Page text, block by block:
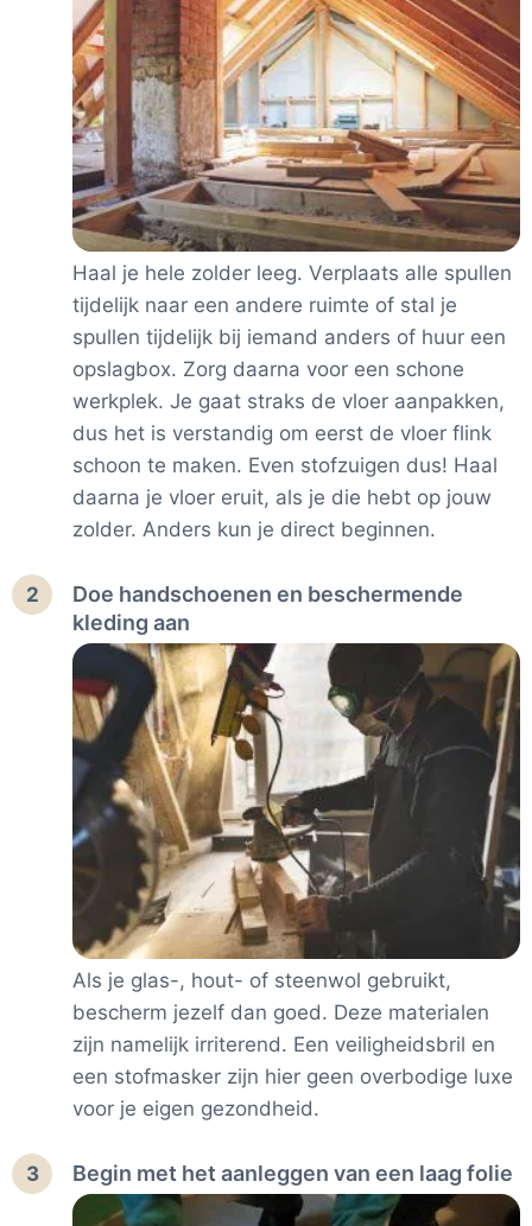
Kwalitatieve voor en nadelen: de bovenstaande
punten dekten vaak niet de hele lading van een
product. Soms is er een extra voordeel zoals de
garantie die fors langer is, wat ook een teken is
voor langere levensduur.
Alles is indicatief, afhankelijk van jouw exacte thuissituatie
zullen reële besparingen wisselen. Zie ook onze
verantwoording.
Haal je hele zolder leeg. Verplaats alle spullen
tijdelijk naar een andere ruimte of stal je
spullen tijdelijk bij iemand anders of huur een
opslagbox. Zorg daarna voor een schone
werkplek. Je gaat straks de vloer aanpakken,
dus het is verstandig om eerst de vloer flink
schoon te maken. Even stofzuigen dus! Haal
daarna je vloer eruit, als je die hebt op jouw
zolder. Anders kun je direct beginnen.
2
Doe handschoenen en beschermende
kleding aan
Als je glas-, hout- of steenwol gebruikt,
bescherm jezelf dan goed. Deze materialen
zijn namelijk irriterend. Een veiligheidsbril en
een stofmasker zijn hier geen overbodige luxe
voor je eigen gezondheid.
3 Begin met het aanleggen van een laag folie